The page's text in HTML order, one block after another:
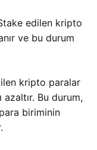
edilen kripto
ve bu durum
kripto paralar
Bu durum,
biriminin